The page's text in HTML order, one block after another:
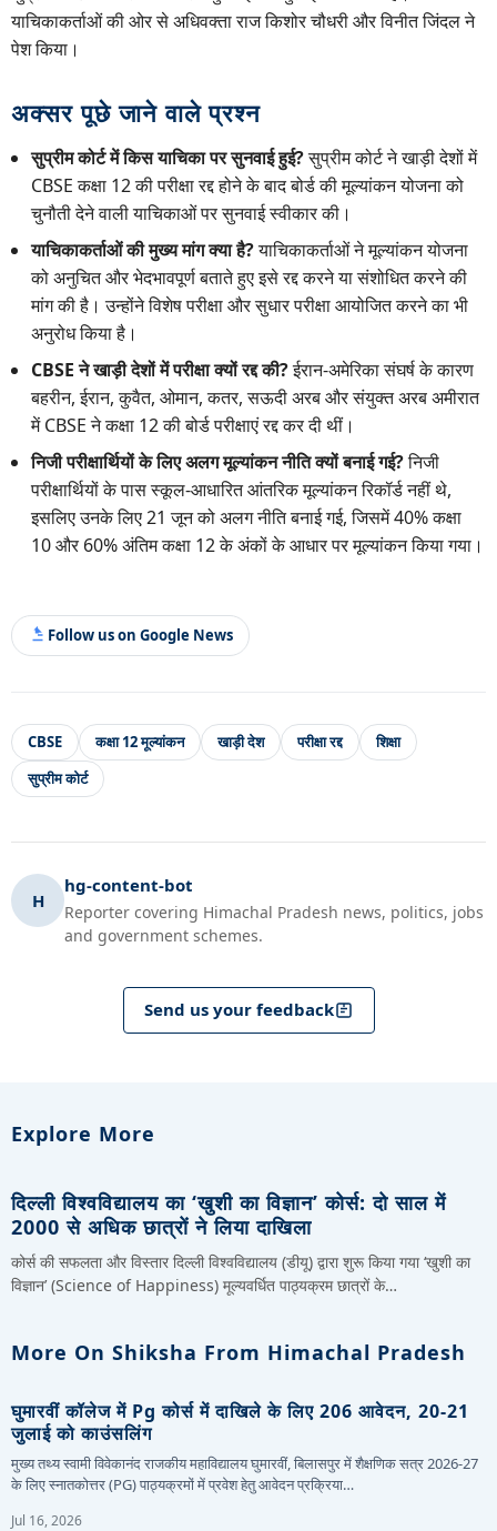
याचिकाकर्ताओं की ओर से अधिवक्ता राज किशोर चौधरी और विनीत जिंदल ने
पेश किया।
अक्सर पूछे जाने वाले प्रश्न
सुप्रीम कोर्ट में किस याचिका पर सुनवाई हुई?सुप्रीम कोर्ट ने खाड़ी देशों में
CBSE कक्षा 12 की परीक्षा रद्द होने के बाद बोर्ड की मूल्यांकन योजना को
चुनौती देने वाली याचिकाओं पर सुनवाई स्वीकार की।
याचिकाकर्ताओं की मुख्य मांग क्या है?याचिकाकर्ताओं ने मूल्यांकन योजना
को अनुचित और भेदभावपूर्ण बताते हुए इसे रद्द करने या संशोधित करने की
मांग की है। उन्होंने विशेष परीक्षा और सुधार परीक्षा आयोजित करने का भी
अनुरोध किया है।
CBSE ने खाड़ी देशों में परीक्षा क्यों रद्द की?ईरान-अमेरिका संघर्ष के कारण
बहरीन, ईरान, कुवैत, ओमान, कतर, सऊदी अरब और संयुक्त अरब अमीरात
में CBSE ने कक्षा 12 की बोर्ड परीक्षाएं रद्द कर दी थीं।
निजी परीक्षार्थियों के लिए अलग मूल्यांकन नीति क्यों बनाई गई?निजी
परीक्षार्थियों के पास स्कूल-आधारित आंतरिक मूल्यांकन रिकॉर्ड नहीं थे,
इसलिए उनके लिए 21 जून को अलग नीति बनाई गई, जिसमें 40% कक्षा
10 और 60% अंतिम कक्षा 12 के अंकों के आधार पर मूल्यांकन किया गया।
Follow us on Google News
CBSE कक्षा 12 मूल्यांकन खाड़ी देश परीक्षा रद्द
शिक्षा
सुप्रीम कोर्ट
H
hg-content-bot
Reporter covering Himachal Pradesh news, politics, jobs
and government schemes.
Send us your feedback
Explore More
दिल्ली विश्वविद्यालय का ‘खुशी का विज्ञान’ कोर्स: दो साल में
2000 से अधिक छात्रों ने लिया दाखिला
कोर्स की सफलता और विस्तार दिल्ली विश्वविद्यालय (डीयू) द्वारा शुरू किया गया ‘खुशी का
विज्ञान’ (Science of Happiness) मूल्यवर्धित पाठ्यक्रम छात्रों के…
More On Shiksha From Himachal Pradesh
घुमारवीं कॉलेज में Pg कोर्स में दाखिले के लिए 206 आवेदन, 20-21
जुलाई को काउंसलिंग
मुख्य तथ्य स्वामी विवेकानंद राजकीय महाविद्यालय घुमारवीं, बिलासपुर में शैक्षणिक सत्र 2026-27
के लिए स्नातकोत्तर (PG) पाठ्यक्रमों में प्रवेश हेतु आवेदन प्रक्रिया…
Jul 16, 2026